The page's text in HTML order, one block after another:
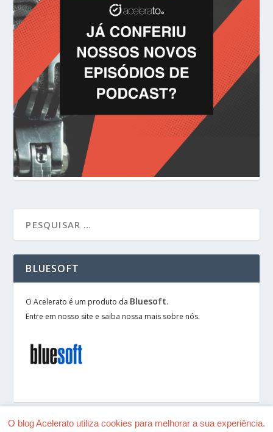
BLUESOFT
O Acelerato é um produto da Bluesoft.
Entre em nosso site e saiba nossa mais sobre nós.
O blog Acelerato utiliza cookies para melhorar a sua experiência.